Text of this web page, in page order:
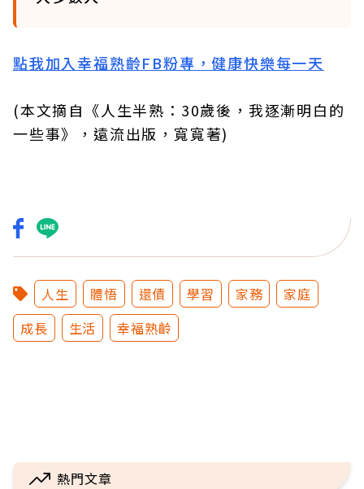
點我加入幸福熟齡FB粉專，健康快樂每一天
(本文摘自《人生半熟：30歲後，我逐漸明白的
一些事》，遠流出版，寬寬著)
人生 體悟 還債 學習 家務
家庭
成長
生活 幸福熟齡
熱門文章